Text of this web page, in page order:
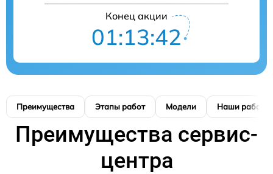
Конец акции
01:13:41
Преимущества Этапы работ Модели Наши работы
Преимущества сервис-
центра